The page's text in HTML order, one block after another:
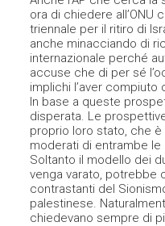
ora di chiedere all’ONU
triennale per il ritiro di
anche minacciando di
internazionale perché
accuse che di per sé
implichi l’aver compiuto
In base a queste
disperata. Le
proprio loro stato, che
moderati di entrambe le
Soltanto il modello dei
venga varato, potrebbe
contrastanti del
palestinese.
chiedevano sempre di